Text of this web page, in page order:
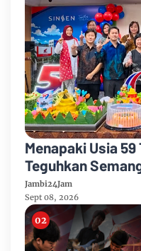
Menapaki Usia
Teguhkan
Growing”
Jambi24Jam
Sept 08, 2026